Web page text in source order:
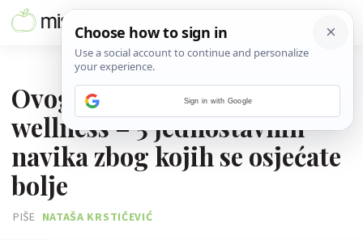
Ovog ljeta prigrlite soft
wellness – 5 jednostavnih
navika zbog kojih se osjećate
bolje
PIŠE NATAŠA KRSTIČEVIĆ
Sign in with Google